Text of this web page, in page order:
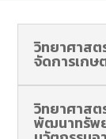
วิทยาศาส
จัดการเกษ
วิทยาศาส
พัฒนาทรัพ